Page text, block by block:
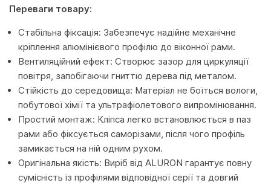
Переваги товару:
Стабільна фіксація: Забезпечує надійне механічне
кріплення алюмінієвого профілю до віконної рами.
Вентиляційний ефект: Створює зазор для циркуляції
повітря, запобігаючи гниттю дерева під металом.
Стійкість до середовища: Матеріал не боїться вологи,
побутової хімії та ультрафіолетового випромінювання.
Простий монтаж: Кліпса легко встановлюється в паз
рами або фіксується саморізами, після чого профіль
замикається на ній одним рухом.
Оригінальна якість: Виріб від ALURON гарантує повну
сумісність із профілями відповідної серії та довгий